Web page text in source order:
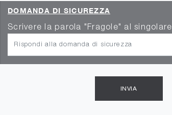
DOMANDA DI SICUREZZA
Scrivere la parola "Fragole" al singolare
INVIA